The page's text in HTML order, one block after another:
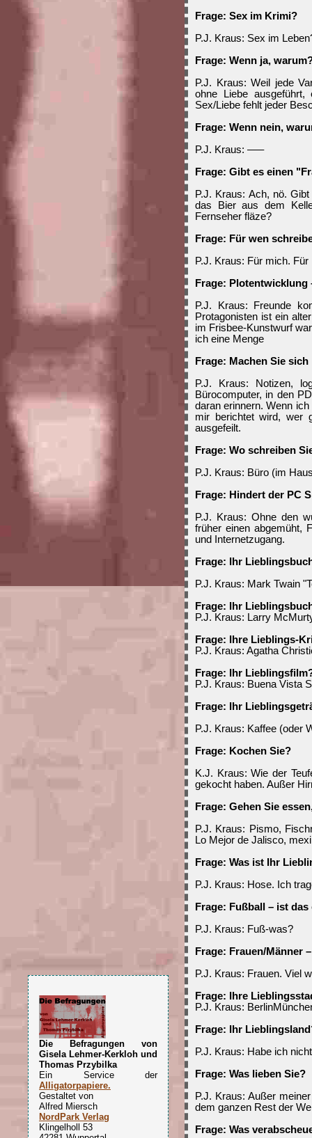
Frage: Sex im Krimi?
P.J. Kraus: Sex im
Frage: Wenn ja,
P.J. Kraus: Weil jede
ohne Liebe
Sex/Liebe fehlt jeder
Frage: Wenn nein,
P.J. Kraus: –––
Frage: Gibt es einen
P.J. Kraus: Ach, nö.
das Bier aus dem
Fernseher fläze?
Frage: Für wen
P.J. Kraus: Für mich.
Frage: Plotentwicklung
P.J. Kraus: Freunde
Protagonisten ist ein
im Frisbee-Kunstwurf
ich eine Menge
Frage: Machen Sie
P.J. Kraus: Notizen,
Bürocomputer, in den
daran erinnern. Wenn
mir berichtet wird, wer
ausgefeilt.
Frage: Wo schreiben
P.J. Kraus: Büro (im
Frage: Hindert der PC
P.J. Kraus: Ohne den
früher einen abgemüht,
und Internetzugang.
Frage: Ihr
P.J. Kraus: Mark Twain
Frage: Ihr
P.J. Kraus: Larry
Frage: Ihre Lieblings-
P.J. Kraus: Agatha
Frage: Ihr
P.J. Kraus: Buena Vista
Frage: Ihr
P.J. Kraus: Kaffee (oder
Frage: Kochen Sie?
K.J. Kraus: Wie der
gekocht haben. Außer
Frage: Gehen Sie
P.J. Kraus: Pismo,
Lo Mejor de Jalisco,
Frage: Was ist Ihr
P.J. Kraus: Hose. Ich
Frage: Fußball – ist
P.J. Kraus: Fuß-was?
Frage: Frauen/Männer
P.J. Kraus: Frauen. Viel
Frage: Ihre
P.J. Kraus:
Frage: Ihr
P.J. Kraus: Habe ich
Frage: Was lieben Sie?
P.J. Kraus: Außer
dem ganzen Rest der
Frage: Was
Die Befragungen von
Gisela Lehmer-Kerkloh und
Thomas Przybilka
Ein Service der
Alligatorpapiere.
Gestaltet von
Alfred Miersch
NordPark Verlag
Klingelholl 53